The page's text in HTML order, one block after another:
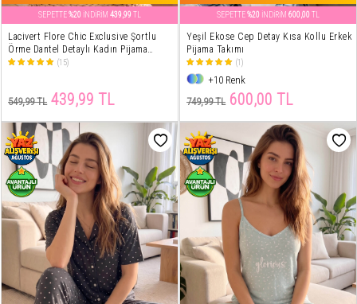
SEPETTE%20 İNDİRİM 439,99 TL
Lacivert Flore Chic Exclusive Şortlu
Örme Dantel Detaylı Kadın Pijama
Takımı
(15)
549,99 TL 439,99 TL
SEPETTE%20 İNDİRİM 600,00 TL
Yeşil Ekose Cep Detay Kısa Kollu Erkek
Pijama Takımı
(1)
+10 Renk
749,99 TL 600,00 TL